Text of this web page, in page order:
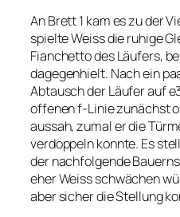
An Brett 1 kam es zu der
spielte Weiss die ruhige
Fianchetto des Läufers,
dagegenhielt. Nach ein
Abtausch der Läufer auf
offenen f-Linie zunächst
aussah, zumal er die
verdoppeln konnte. Es
der nachfolgende
eher Weiss schwächen
aber sicher die Stellung